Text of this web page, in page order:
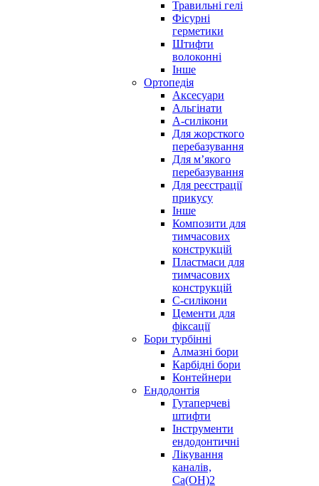
Травильні гелі
Фісурні
герметики
Штифти
волоконні
Інше
Ортопедія
Аксесуари
Альгінати
А-силікони
Для жорсткого
перебазування
Для м’якого
перебазування
Для реєстрації
прикусу
Інше
Композити для
тимчасових
конструкцій
Пластмаси для
тимчасових
конструкцій
С-силікони
Цементи для
фіксації
Бори турбінні
Алмазні бори
Карбідні бори
Контейнери
Ендодонтія
Гутаперчеві
штифти
Інструменти
ендодонтичні
Лікування
каналів,
Ca(OH)2